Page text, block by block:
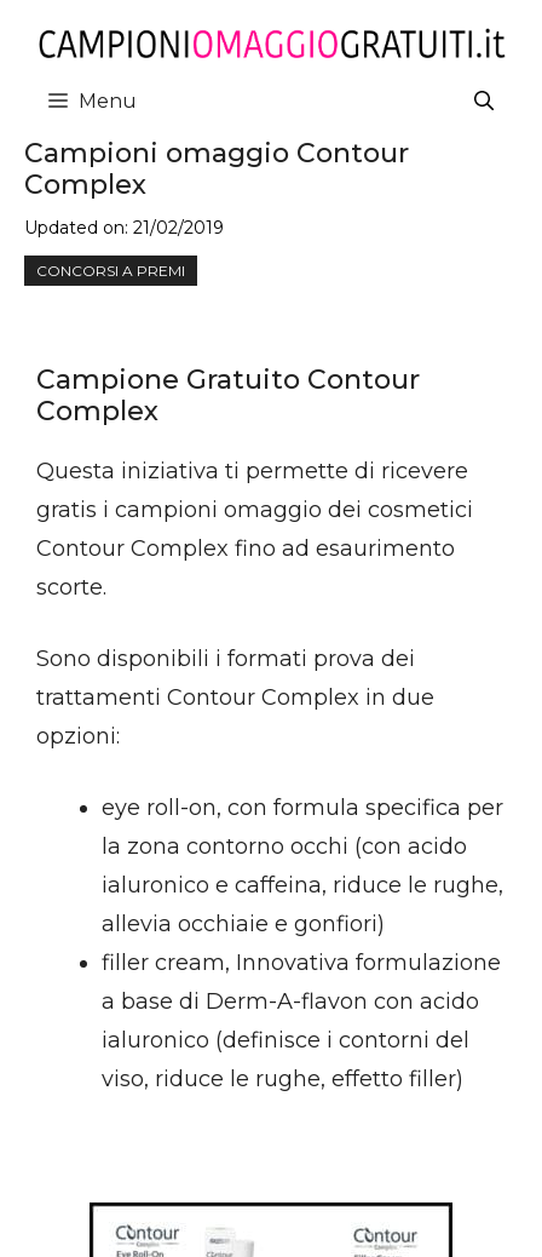
contenuto
Menu
Campioni omaggio Contour
Complex
Updated on: 21/02/2019
CONCORSI A PREMI
Campione Gratuito Contour
Complex
Questa iniziativa ti permette di ricevere
gratis i campioni omaggio dei cosmetici
Contour Complex fino ad esaurimento
scorte.
Sono disponibili i formati prova dei
trattamenti Contour Complex in due
opzioni:
eye roll-on, con formula specifica per
la zona contorno occhi (con acido
ialuronico e caffeina, riduce le rughe,
allevia occhiaie e gonfiori)
filler cream, Innovativa formulazione
a base di Derm-A-flavon con acido
ialuronico (definisce i contorni del
viso, riduce le rughe, effetto filler)